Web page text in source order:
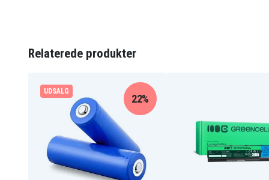
CL15
SL15
Siemens
Gigaset A120
Gigaset A140
Gigaset A145
Gigaset A140 Trio
Gigaset A140 weib
Gigaset A140 Duo
Relaterede produkter
UDSALG
22%